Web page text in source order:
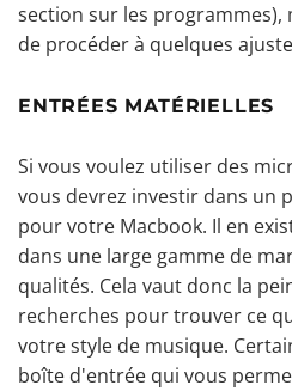
section sur les programmes),
de procéder à quelques
ENTRÉES MATÉRIELLES
Si vous voulez utiliser des
vous devrez investir dans un
pour votre Macbook. Il en
dans une large gamme de
qualités. Cela vaut donc la
recherches pour trouver ce
votre style de musique.
boîte d'entrée qui vous